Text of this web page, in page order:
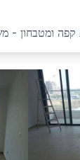
קפה ומטבחון -